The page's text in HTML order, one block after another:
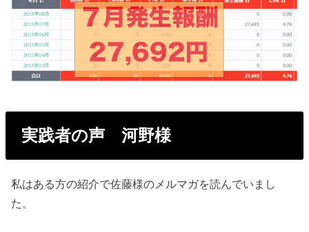
実践者の声 河野様
私はある方の紹介で佐藤様のメルマガを読んでいまし
た。